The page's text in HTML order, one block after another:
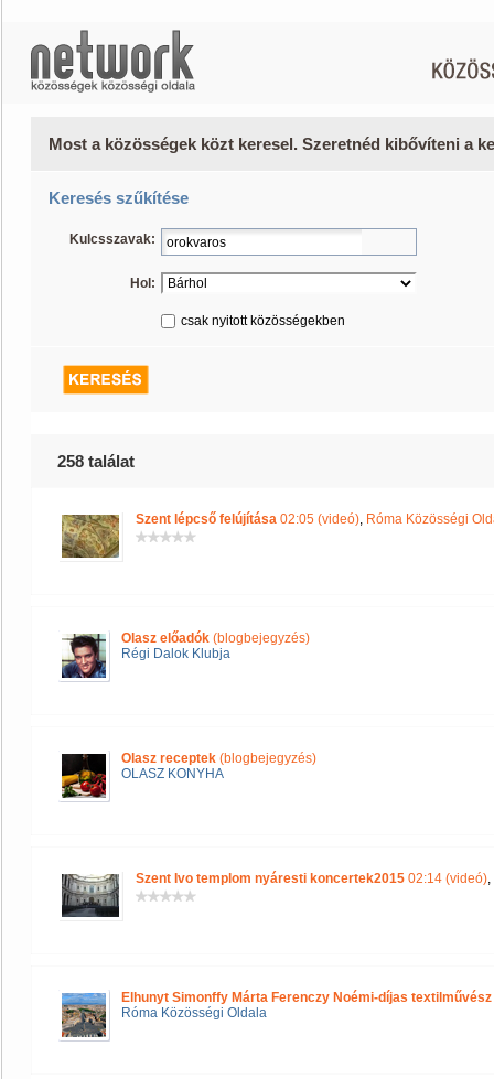
Most a közösségek közt keresel. Szeretnéd kibővíteni a
Keresés szűkítése
Kulcsszavak:
Hol:
csak nyitott közösségekben
258 találat
Szent lépcső felújítása 02:05 (videó), Róma Közösségi
Olasz előadók (blogbejegyzés)
Régi Dalok Klubja
Olasz receptek (blogbejegyzés)
OLASZ KONYHA
Szent Ivo templom nyáresti koncertek2015 02:14 (videó),
Elhunyt Simonffy Márta Ferenczy Noémi-díjas textilművész
Róma Közösségi Oldala